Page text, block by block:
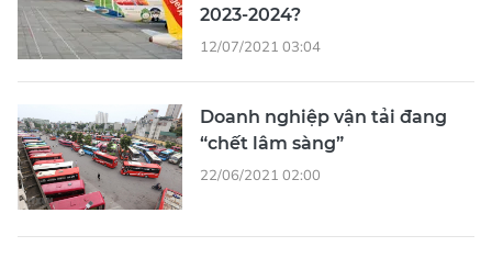
2023-2024?
12/07/2021 03:04
Doanh nghiệp vận tải đang
“chết lâm sàng”
22/06/2021 02:00